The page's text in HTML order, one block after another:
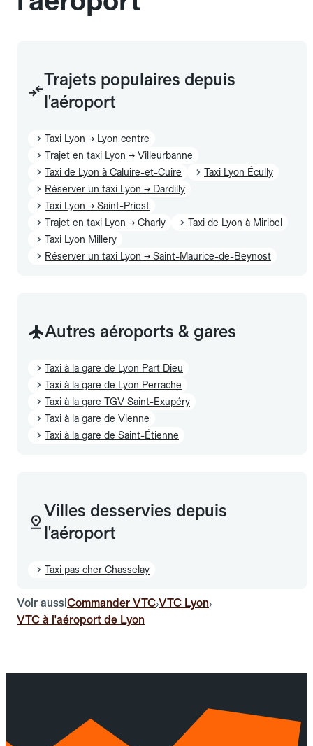
Trajets populaires depuis
l'aéroport
Taxi Lyon → Lyon centre
Trajet en taxi Lyon → Villeurbanne
Taxi de Lyon à Caluire-et-Cuire
Taxi Lyon Écully
Réserver un taxi Lyon → Dardilly
Taxi Lyon → Saint-Priest
Trajet en taxi Lyon → Charly
Taxi de Lyon à Miribel
Taxi Lyon Millery
Réserver un taxi Lyon → Saint-Maurice-de-Beynost
Autres aéroports & gares
Taxi à la gare de Lyon Part Dieu
Taxi à la gare de Lyon Perrache
Taxi à la gare TGV Saint-Exupéry
Taxi à la gare de Vienne
Taxi à la gare de Saint-Étienne
Villes desservies depuis
l'aéroport
Taxi pas cher Chasselay
Voir aussiCommander VTC›VTC Lyon›
VTC à l'aéroport de Lyon